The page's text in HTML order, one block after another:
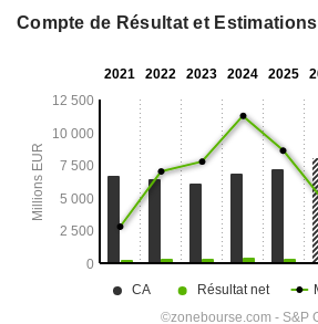
Compte de Résultat et Estimations